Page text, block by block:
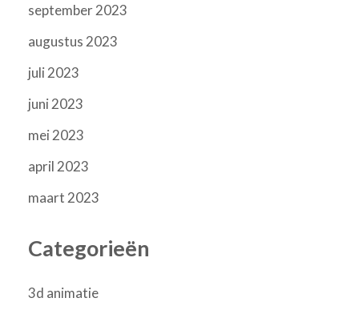
september 2023
augustus 2023
juli 2023
juni 2023
mei 2023
april 2023
maart 2023
Categorieën
3d animatie